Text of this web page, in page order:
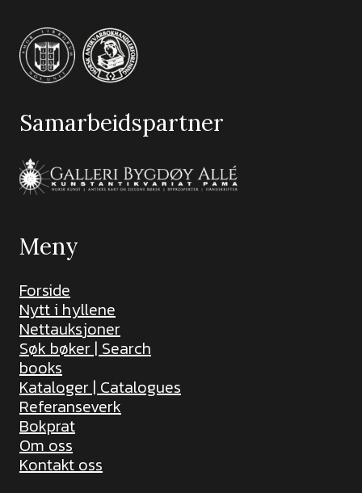
Samarbeidspartner
Meny
Forside
Nytt i hyllene
Nettauksjoner
Søk bøker | Search
books
Kataloger | Catalogues
Referanseverk
Bokprat
Om oss
Kontakt oss